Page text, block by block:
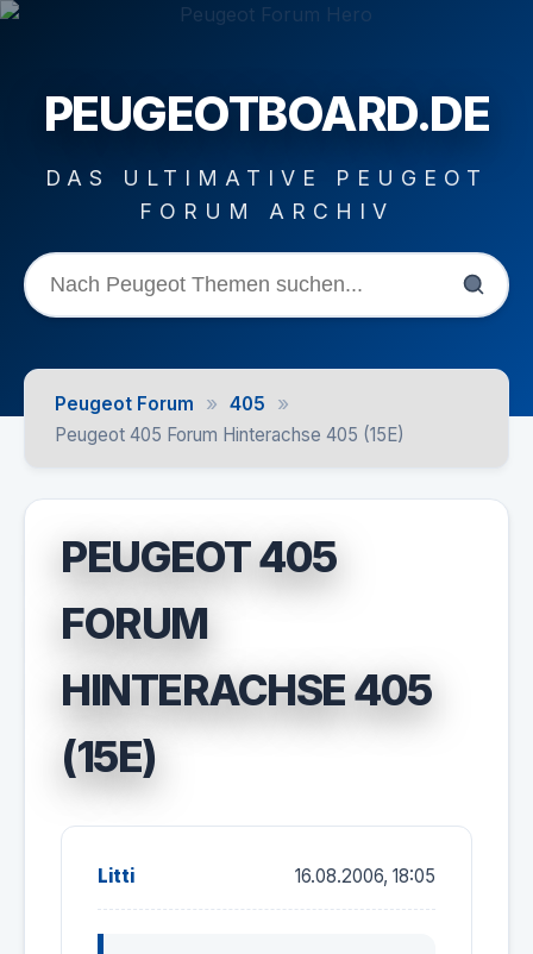
PEUGEOTBOARD.DE
DAS ULTIMATIVE PEUGEOT
FORUM ARCHIV
Peugeot Forum » 405 »
Peugeot 405 Forum Hinterachse 405 (15E)
PEUGEOT 405
FORUM
HINTERACHSE 405
(15E)
Litti 16.08.2006, 18:05